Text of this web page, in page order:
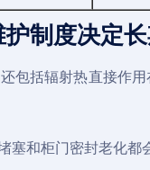
制度决定
包括辐射热直接作
和柜门密封老化都